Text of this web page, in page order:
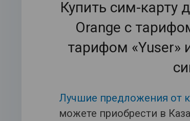
Купить сим-карту
Orange с
тарифом «Yuser»
Лучшие предложения от
можете приобрести в